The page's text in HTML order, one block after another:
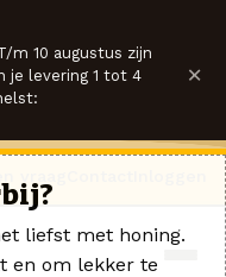
m 10 augustus zijn
je levering 1 tot 4
×
liefst met honing.
en om lekker te